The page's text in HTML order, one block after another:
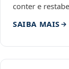
conter e
SAIBA MAIS